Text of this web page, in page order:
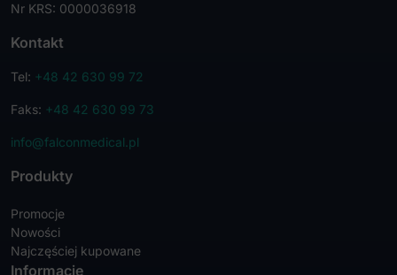
Nr KRS: 0000036918
Kontakt
Tel: +48 42 630 99 72
Faks: +48 42 630 99 73
info@falconmedical.pl
Produkty
Promocje
Nowości
Najczęściej kupowane
Informacje